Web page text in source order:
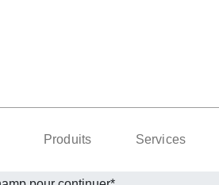
Produits Services